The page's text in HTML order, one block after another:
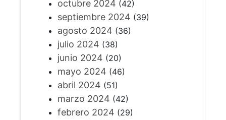
octubre 2024 (42)
septiembre 2024 (39)
agosto 2024 (36)
julio 2024 (38)
junio 2024 (20)
mayo 2024 (46)
abril 2024 (51)
marzo 2024 (42)
febrero 2024 (29)